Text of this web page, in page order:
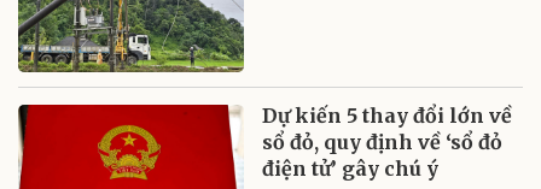
Dự kiến 5 thay đổi lớn về
sổ đỏ, quy định về ‘sổ đỏ
điện tử’ gây chú ý